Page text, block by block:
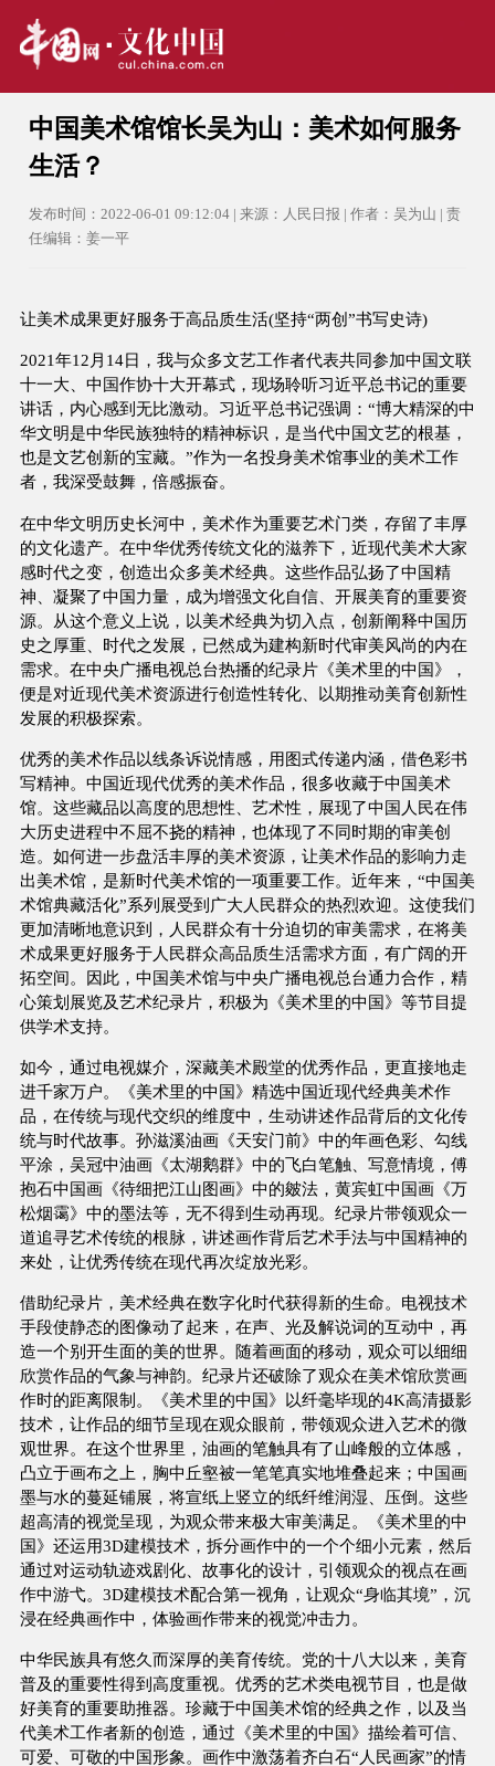
中国美术馆馆长吴为山：美术如何服务
生活？
发布时间：2022-06-01 09:12:04 | 来源：人民日报 | 作者：吴为山 | 责
任编辑：姜一平
让美术成果更好服务于高品质生活(坚持“两创”书写史诗)
2021年12月14日，我与众多文艺工作者代表共同参加中国文联
十一大、中国作协十大开幕式，现场聆听习近平总书记的重要
讲话，内心感到无比激动。习近平总书记强调：“博大精深的中
华文明是中华民族独特的精神标识，是当代中国文艺的根基，
也是文艺创新的宝藏。”作为一名投身美术馆事业的美术工作
者，我深受鼓舞，倍感振奋。
在中华文明历史长河中，美术作为重要艺术门类，存留了丰厚
的文化遗产。在中华优秀传统文化的滋养下，近现代美术大家
感时代之变，创造出众多美术经典。这些作品弘扬了中国精
神、凝聚了中国力量，成为增强文化自信、开展美育的重要资
源。从这个意义上说，以美术经典为切入点，创新阐释中国历
史之厚重、时代之发展，已然成为建构新时代审美风尚的内在
需求。在中央广播电视总台热播的纪录片《美术里的中国》，
便是对近现代美术资源进行创造性转化、以期推动美育创新性
发展的积极探索。
优秀的美术作品以线条诉说情感，用图式传递内涵，借色彩书
写精神。中国近现代优秀的美术作品，很多收藏于中国美术
馆。这些藏品以高度的思想性、艺术性，展现了中国人民在伟
大历史进程中不屈不挠的精神，也体现了不同时期的审美创
造。如何进一步盘活丰厚的美术资源，让美术作品的影响力走
出美术馆，是新时代美术馆的一项重要工作。近年来，“中国美
术馆典藏活化”系列展受到广大人民群众的热烈欢迎。这使我们
更加清晰地意识到，人民群众有十分迫切的审美需求，在将美
术成果更好服务于人民群众高品质生活需求方面，有广阔的开
拓空间。因此，中国美术馆与中央广播电视总台通力合作，精
心策划展览及艺术纪录片，积极为《美术里的中国》等节目提
供学术支持。
如今，通过电视媒介，深藏美术殿堂的优秀作品，更直接地走
进千家万户。《美术里的中国》精选中国近现代经典美术作
品，在传统与现代交织的维度中，生动讲述作品背后的文化传
统与时代故事。孙滋溪油画《天安门前》中的年画色彩、勾线
平涂，吴冠中油画《太湖鹅群》中的飞白笔触、写意情境，傅
抱石中国画《待细把江山图画》中的皴法，黄宾虹中国画《万
松烟霭》中的墨法等，无不得到生动再现。纪录片带领观众一
道追寻艺术传统的根脉，讲述画作背后艺术手法与中国精神的
来处，让优秀传统在现代再次绽放光彩。
借助纪录片，美术经典在数字化时代获得新的生命。电视技术
手段使静态的图像动了起来，在声、光及解说词的互动中，再
造一个别开生面的美的世界。随着画面的移动，观众可以细细
欣赏作品的气象与神韵。纪录片还破除了观众在美术馆欣赏画
作时的距离限制。《美术里的中国》以纤毫毕现的4K高清摄影
技术，让作品的细节呈现在观众眼前，带领观众进入艺术的微
观世界。在这个世界里，油画的笔触具有了山峰般的立体感，
凸立于画布之上，胸中丘壑被一笔笔真实地堆叠起来；中国画
墨与水的蔓延铺展，将宣纸上竖立的纸纤维润湿、压倒。这些
超高清的视觉呈现，为观众带来极大审美满足。《美术里的中
国》还运用3D建模技术，拆分画作中的一个个细小元素，然后
通过对运动轨迹戏剧化、故事化的设计，引领观众的视点在画
作中游弋。3D建模技术配合第一视角，让观众“身临其境”，沉
浸在经典画作中，体验画作带来的视觉冲击力。
中华民族具有悠久而深厚的美育传统。党的十八大以来，美育
普及的重要性得到高度重视。优秀的艺术类电视节目，也是做
好美育的重要助推器。珍藏于中国美术馆的经典之作，以及当
代美术工作者新的创造，通过《美术里的中国》描绘着可信、
可爱、可敬的中国形象。画作中激荡着齐白石“人民画家”的情